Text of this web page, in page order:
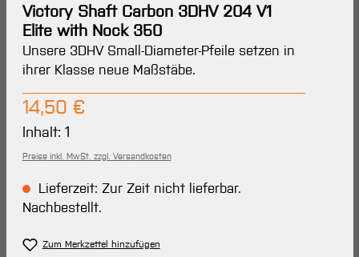
Victory Shaft Carbon 3DHV 204 V1
Elite with Nock 350
Unsere 3DHV Small-Diameter-Pfeile setzen in
ihrer Klasse neue Maßstäbe.
Regulärer Preis:
14,50 €
Inhalt: 1
Preise inkl. MwSt. zzgl. Versandkosten
Lieferzeit: Zur Zeit nicht lieferbar.
Nachbestellt.
Zum Merkzettel hinzufügen